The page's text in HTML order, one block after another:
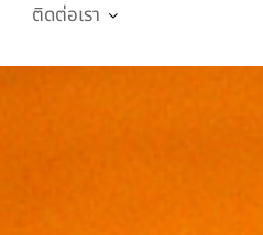
ติดต่อเรา